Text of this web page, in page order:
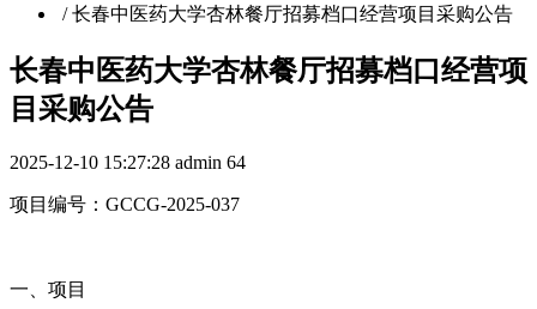
/长春中医药大学杏林餐厅招募档口经营项目采购公告
长春中医药大学杏林餐厅招募档口经营项
目采购公告
2025-12-10 15:27:28 admin 64
项目编号：GCCG-2025-037
一、项目